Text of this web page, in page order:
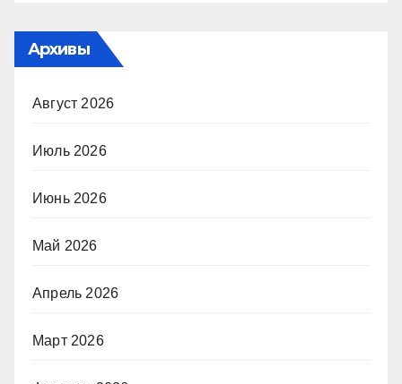
Архивы
Август 2026
Июль 2026
Июнь 2026
Май 2026
Апрель 2026
Март 2026